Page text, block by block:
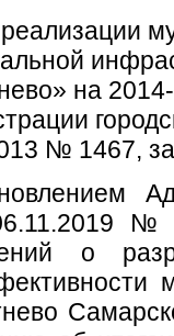
на
№ 1467,
о